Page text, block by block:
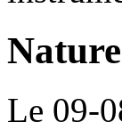
Le 09-